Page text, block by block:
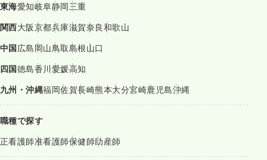
東海愛知岐阜静岡三重
関西大阪京都兵庫滋賀奈良和歌山
中国広島岡山鳥取島根山口
四国徳島香川愛媛高知
九州・沖縄福岡佐賀長崎熊本大分宮崎鹿児島沖縄
職種で探す
正看護師准看護師保健師助産師